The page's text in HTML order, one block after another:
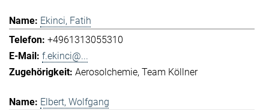
Ekinci, Fatih
+4961313055310
f.ekinci@...
Aerosolchemie Team Köllner
Elbert, Wolfgang